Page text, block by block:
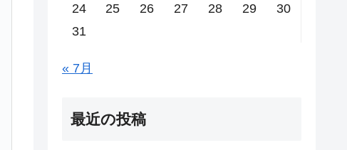
24
25 26 27 28 29
30
31
« 7月
最近の投稿